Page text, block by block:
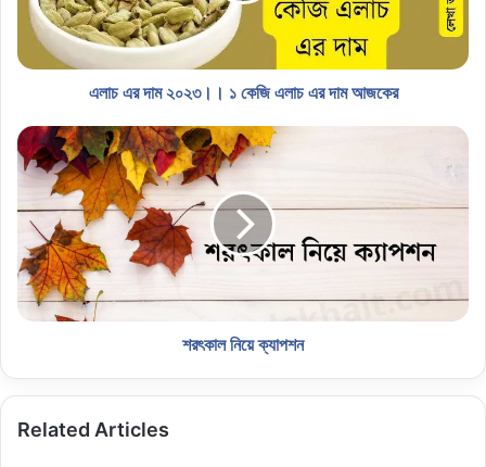
এলাচ এর দাম ২০২৩।। ১ কেজি এলাচ এর দাম আজকের
শরৎকাল নিয়ে ক্যাপশন
Related Articles